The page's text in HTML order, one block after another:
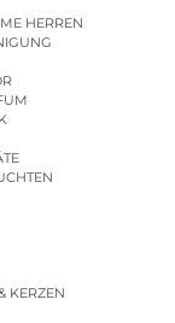
HERREN
KERZEN